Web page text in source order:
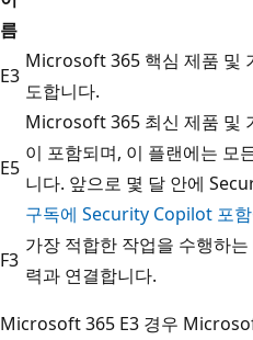
름
E3
Microsoft 365 핵심 제품 및
도합니다.
E5
Microsoft 365 최신 제품 및
이 포함되며, 이 플랜에는 모
니다. 앞으로 몇 달 안에
구독에 Security Copilot 포
F3
가장 적합한 작업을 수행하
력과 연결합니다.
Microsoft 365 E3 경우